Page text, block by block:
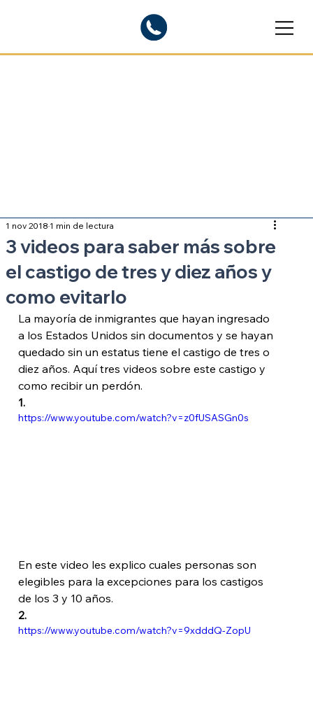
3 videos para saber más sobre
el castigo de tres y diez años y
como evitarlo
1 nov 20181 min de lectura
La mayoría de inmigrantes que hayan ingresado
a los Estados Unidos sin documentos y se hayan
quedado sin un estatus tiene el castigo de tres o
diez años. Aquí tres videos sobre este castigo y
como recibir un perdón.
1.
https://www.youtube.com/watch?v=z0fUSASGn0s
En este video les explico cuales personas son
elegibles para la excepciones para los castigos
de los 3 y 10 años.
2.
https://www.youtube.com/watch?v=9xdddQ-ZopU